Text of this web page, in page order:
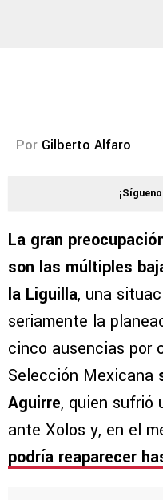
Por Gilberto Alfaro
La gran
son las múltiples
la Liguilla, una
seriamente la
cinco ausencias por
Selección Mexicana
Aguirre, quien sufrió
ante Xolos y, en el
podría reaparecer